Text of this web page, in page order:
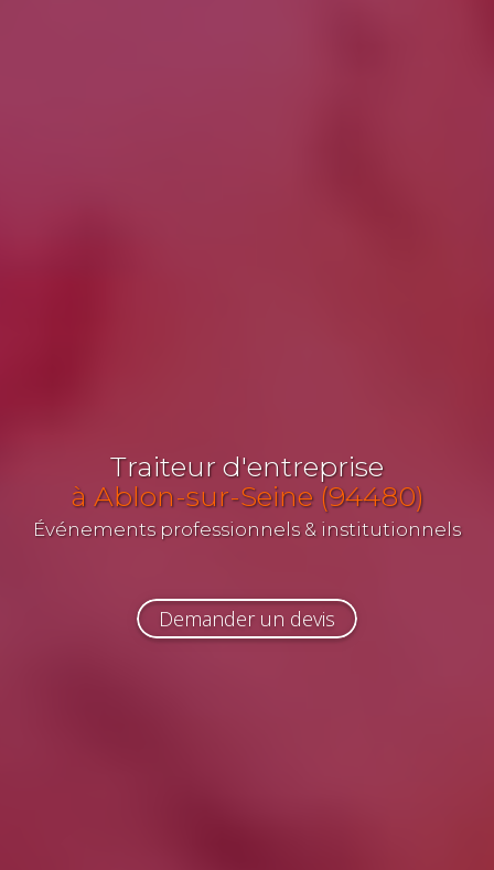
Traiteur d'entreprise
à Ablon-sur-Seine (94480)
Événements professionnels & institutionnels
Demander un devis